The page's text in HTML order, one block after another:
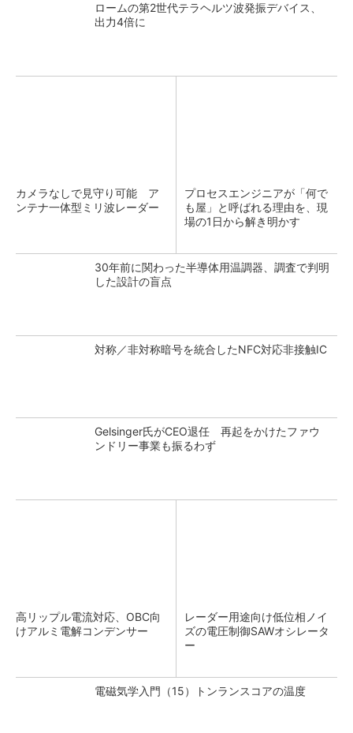
ロームの第2世代テラヘルツ波発振デバイス、
出力4倍に
カメラなしで見守り可能 ア
ンテナ一体型ミリ波レーダー
プロセスエンジニアが「何で
も屋」と呼ばれる理由を、現
場の1日から解き明かす
30年前に関わった半導体用温調器、調査で判明
した設計の盲点
対称／非対称暗号を統合したNFC対応非接触IC
Gelsinger氏がCEO退任 再起をかけたファウ
ンドリー事業も振るわず
高リップル電流対応、OBC向
けアルミ電解コンデンサー
レーダー用途向け低位相ノイ
ズの電圧制御SAWオシレータ
ー
電磁気学入門（15）トンランスコアの温度